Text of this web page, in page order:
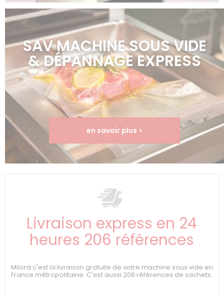
SAV MACHINE SOUS VIDE
& DÉPANNAGE EXPRESS
en savoir plus >
Livraison express en 24
heures 206 références
Milord c'est la livraison gratuite de votre machine sous vide en
France métropolitaine. C'est aussi 206 références de sachets.